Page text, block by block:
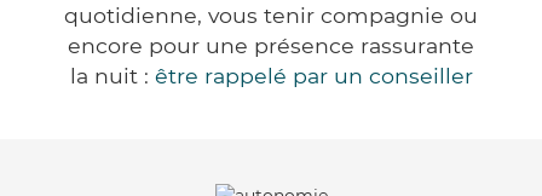
quotidienne, vous tenir compagnie ou
encore pour une présence rassurante
la nuit : être rappelé par un conseiller